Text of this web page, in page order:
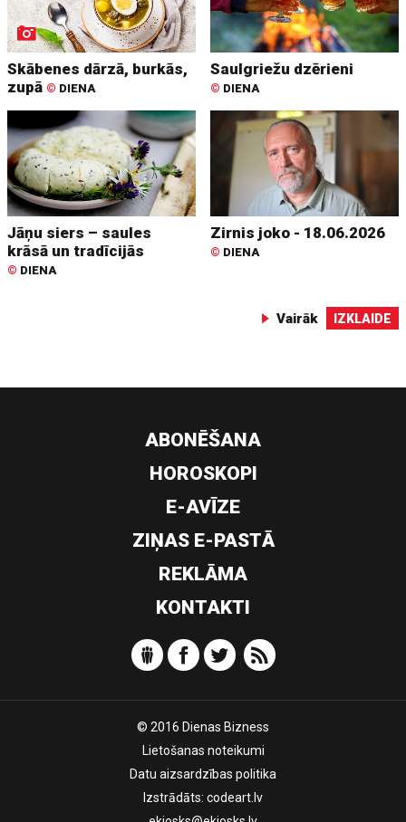
Skābenes dārzā, burkās,
zupā © DIENA
Saulgriežu dzērieni
© DIENA
Jāņu siers – saules
krāsā un tradīcijās
© DIENA
Zirnis joko - 18.06.2026
© DIENA
Vairāk IZKLAIDE
ABONĒŠANA
HOROSKOPI
E-AVĪZE
ZIŅAS E-PASTĀ
REKLĀMA
KONTAKTI
© 2016 Dienas Bizness
Lietošanas noteikumi
Datu aizsardzības politika
Izstrādāts: codeart.lv